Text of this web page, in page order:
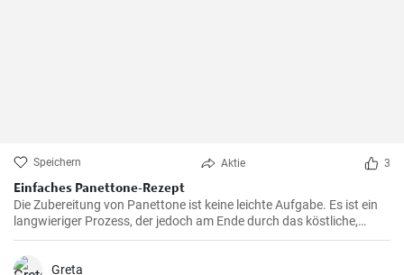
Speichern Aktie 3
Einfaches Panettone-Rezept
Die Zubereitung von Panettone ist keine leichte Aufgabe. Es ist ein
langwieriger Prozess, der jedoch am Ende durch das köstliche,
weiche und süße Ergebnis belohnt wird. Dieses traditionelle
italienische Brot ist besonders in der Weihnachtszeit beliebt, aber in
meiner Familie ist es eine Ganzjahresleckerei
Greta